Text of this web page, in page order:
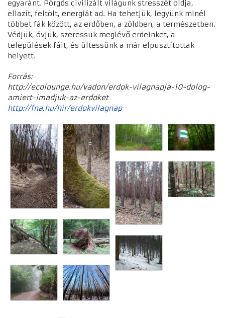
egyaránt. Pörgős civilizált világunk stresszét oldja,
ellazít, feltölt, energiát ad. Ha tehetjük, legyünk minél
többet fák között, az erdőben, a zöldben, a természetben.
Védjük, óvjuk, szeressük meglévő erdeinket, a
települések fáit, és ültessünk a már elpusztítottak
helyett.
Forrás:
http://ecolounge.hu/vadon/erdok-vilagnapja-10-dolog-
amiert-imadjuk-az-erdoket
http://fna.hu/hir/erdokvilagnap